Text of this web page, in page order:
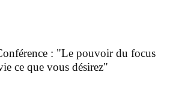
: "Le pouvoir du focus
ce que vous désirez"